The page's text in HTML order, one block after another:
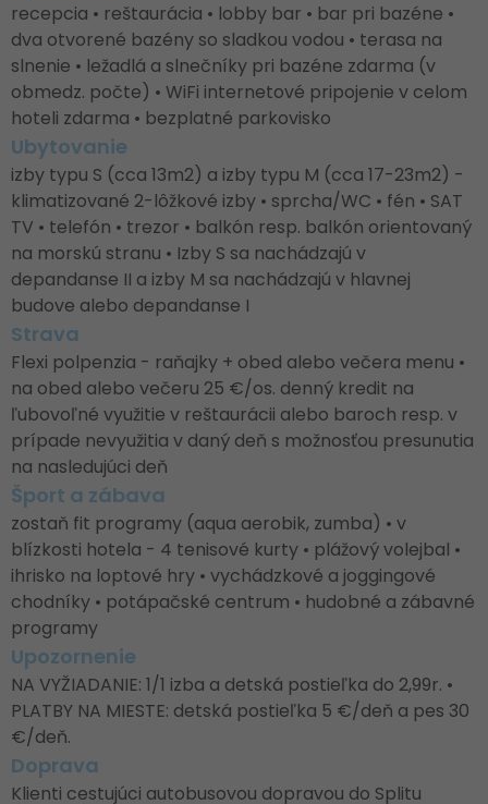
recepcia • reštaurácia • lobby bar • bar pri bazéne •
dva otvorené bazény so sladkou vodou • terasa na
slnenie • ležadlá a slnečníky pri bazéne zdarma (v
obmedz. počte) • WiFi internetové pripojenie v celom
hoteli zdarma • bezplatné parkovisko
Ubytovanie
izby typu S (cca 13m2) a izby typu M (cca 17-23m2) -
klimatizované 2-lôžkové izby • sprcha/WC • fén • SAT
TV • telefón • trezor • balkón resp. balkón orientovaný
na morskú stranu • Izby S sa nachádzajú v
depandanse II a izby M sa nachádzajú v hlavnej
budove alebo depandanse I
Strava
Flexi polpenzia - raňajky + obed alebo večera menu •
na obed alebo večeru 25 €/os. denný kredit na
ľubovoľné využitie v reštaurácii alebo baroch resp. v
prípade nevyužitia v daný deň s možnosťou presunutia
na nasledujúci deň
Šport a zábava
zostaň fit programy (aqua aerobik, zumba) • v
blízkosti hotela - 4 tenisové kurty • plážový volejbal •
ihrisko na loptové hry • vychádzkové a joggingové
chodníky • potápačské centrum • hudobné a zábavné
programy
Upozornenie
NA VYŽIADANIE: 1/1 izba a detská postieľka do 2,99r. •
PLATBY NA MIESTE: detská postieľka 5 €/deň a pes 30
€/deň.
Doprava
Klienti cestujúci autobusovou dopravou do Splitu